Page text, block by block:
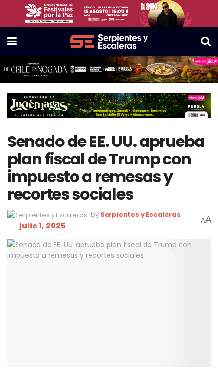
Senado de EE. UU. aprueba
plan fiscal de Trump con
impuesto a remesas y
recortes sociales
by Serpientes y Escaleras
julio 1, 2025 AA